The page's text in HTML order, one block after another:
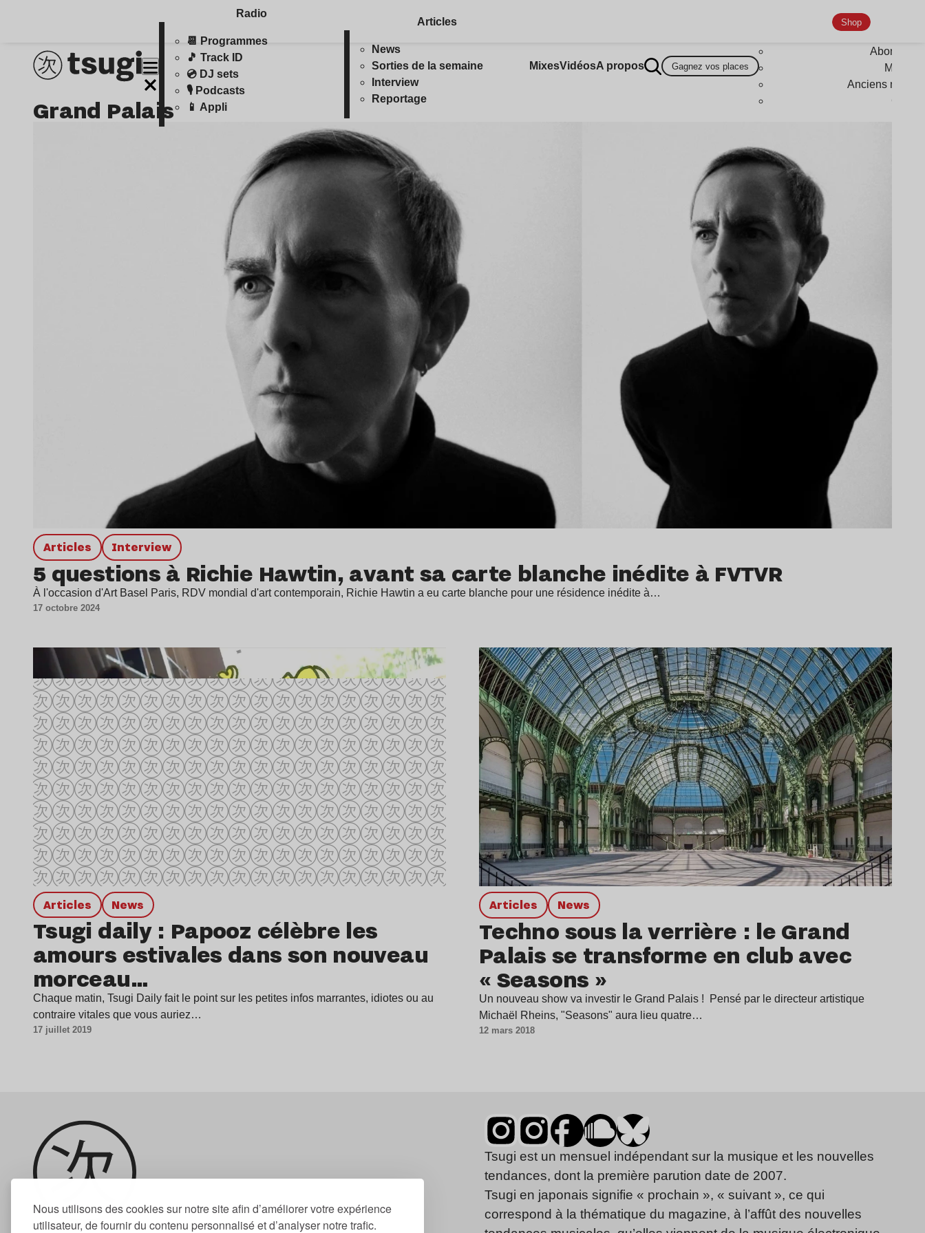
Nous utilisons des cookies sur notre site afin d’améliorer votre expérience
utilisateur, de fournir du contenu personnalisé et d’analyser notre trafic.
Radio
📆 Programmes
🎵 Track ID
💿 DJ sets
🎙️ Podcasts
📱 Appli
Articles
News
Sorties de la semaine
Interview
Reportage
MixesVidéosA propos Gagnez vos places
Shop
Anciens
Grand Palais
Articles interview
5 questions à Richie Hawtin, avant sa carte blanche inédite à FVTVR
À l'occasion d'Art Basel Paris, RDV mondial d'art contemporain, Richie Hawtin a eu carte blanche pour une résidence inédite à…
17 octobre 2024
Articles news
Tsugi daily : Papooz célèbre les
amours estivales dans son nouveau
morceau…
Chaque matin, Tsugi Daily fait le point sur les petites infos marrantes, idiotes ou au
contraire vitales que vous auriez…
17 juillet 2019
Articles news
Techno sous la verrière : le Grand
Palais se transforme en club avec
« Seasons »
Un nouveau show va investir le Grand Palais ! Pensé par le directeur artistique
Michaël Rheins, "Seasons" aura lieu quatre…
12 mars 2018
Tsugi est un mensuel indépendant sur la musique et les nouvelles
tendances, dont la première parution date de 2007.
Tsugi en japonais signifie « prochain », « suivant », ce qui
correspond à la thématique du magazine, à l’affût des nouvelles